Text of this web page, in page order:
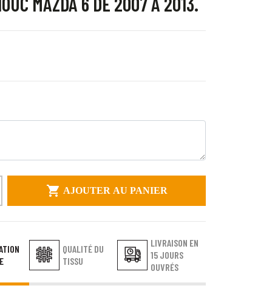
 AJOUTER AU PANIER
QUALITÉ DU
TISSU
LIVRAISON EN
15 JOURS
OUVRÉS